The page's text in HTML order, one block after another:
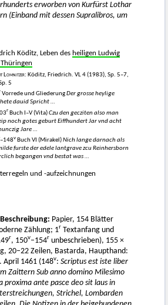
erworben von Kurfürst Lothar
(Einband mit dessen Supralibros, um
Köditz, Leben des heiligen Ludwig
Lomnitzer: Köditz, Friedrich. VL 4 (1983), Sp. 5–7,
5
Vorrede und GliederungDer grosse heylige
dauid Spricht …
r Buch I–V (Vita)Czu den gecziten also man
noch gotes geburt Eiffhundert Jar vnd acht
nczig Jare …
–148v Buch VI (Mirakel)Nich lange darnach als
furste der edele lantgrave zcu Reinhersborn
begangen vnd bestat was …
und -aufzeichnungen
Papier, 154 Blätter
Zählung; 1r Textanfang und
r, 150v–154r unbeschrieben), 155 ×
20–22 Zeilen, Bastarda, Haupthand:
April 1461 (148v: Scriptus est iste liber
m Zaittern Sub anno domino Milesimo
proxima ante pasce deo sit laus in
Strichel, Lombarden